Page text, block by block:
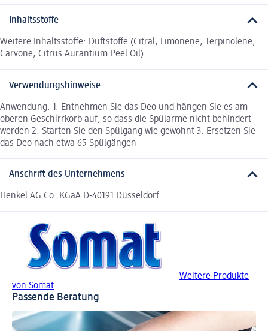
Inhaltsstoffe
Weitere Inhaltsstoffe: Duftstoffe (Citral, Limonene, Terpinolene,
Carvone, Citrus Aurantium Peel Oil).
Verwendungshinweise
Anwendung: 1. Entnehmen Sie das Deo und hängen Sie es am
oberen Geschirrkorb auf, so dass die Spülarme nicht behindert
werden 2. Starten Sie den Spülgang wie gewohnt 3. Ersetzen Sie
das Deo nach etwa 65 Spülgängen
Anschrift des Unternehmens
Henkel AG Co. KGaA D-40191 Düsseldorf
Weitere Produkte
von Somat
Passende Beratung